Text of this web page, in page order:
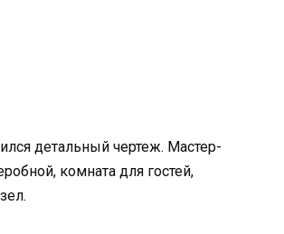
детальный чертеж. Мастер-
комната для гостей,